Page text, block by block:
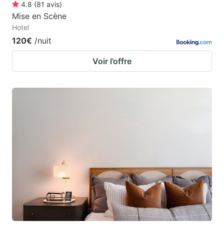
4.8 (81 avis)
Mise en Scène
Hotel
120€ /nuit
Voir l’offre